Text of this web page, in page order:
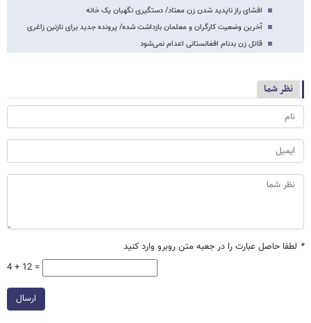
افشای راز ناپدید شدن زن معتاد/ دستگیری نگهبان یک خانه
آخرین وضعیت کارگران و معلمان بازداشت شده/ پرونده جدید برای نازنین زاغری
قاتل زن بدنام افغانستانی اعدام نمی‌شود
نظر شما
* لطفا حاصل عبارت را در جعبه متن روبرو وارد کنید
4 + 12 =
ارسال